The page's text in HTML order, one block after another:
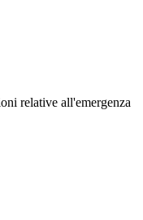
relative all'emergenza